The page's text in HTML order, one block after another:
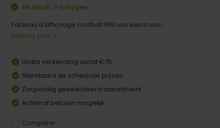
En stock: 1-2 dagen
Tableau d'affichage Football FRB Led electronic...
Afficher plus
Gratis verzending vanaf €75
Standaard de scherpste prijzen
Zorgvuldig geselecteerd assortiment
Achteraf betalen mogelijk
Comparer